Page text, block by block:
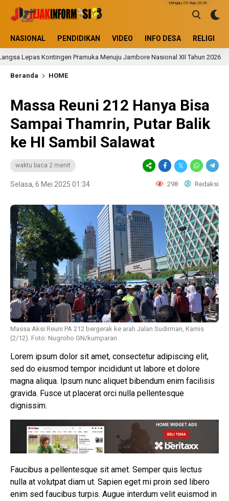
NASIONAL PENDIDIKAN VIDEO INFO DESA RELIGI
Minggu, 09 Agu 2026
Kontingen Pramuka Menuju Jambore Nasional XII Tahun 2026 1
Beranda HOME
Massa Reuni 212 Hanya Bisa
Sampai Thamrin, Putar Balik
ke HI Sambil Salawat
waktu baca 2 menit
Selasa, 6 Mei 2025 01:34 298 Redaksi
Massa Aksi Reuni PA 212 bergerak ke arah Jalan Sudirman, Kamis
(2/12). Foto: Nugroho GN/kumparan
Lorem ipsum dolor sit amet, consectetur adipiscing elit,
sed do eiusmod tempor incididunt ut labore et dolore
magna aliqua. Ipsum nunc aliquet bibendum enim facilisis
gravida. Fusce ut placerat orci nulla pellentesque
dignissim.
Faucibus a pellentesque sit amet. Semper quis lectus
nulla at volutpat diam ut. Sapien eget mi proin sed libero
enim sed faucibus turpis. Augue interdum velit euismod in